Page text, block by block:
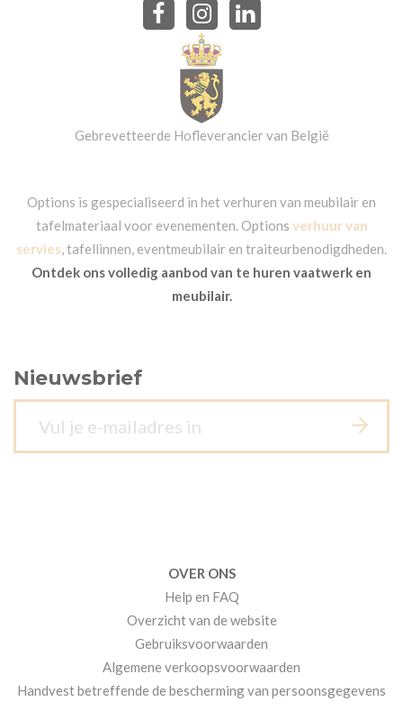
Gebrevetteerde Hofleverancier van België
Options is gespecialiseerd in het verhuren van meubilair en
tafelmateriaal voor evenementen. Options verhuur van
servies, tafellinnen, eventmeubilair en traiteurbenodigdheden.
Ontdek ons volledig aanbod van te huren vaatwerk en
meubilair.
Nieuwsbrief
OVER ONS
Help en FAQ
Overzicht van de website
Gebruiksvoorwaarden
Algemene verkoopsvoorwaarden
Handvest betreffende de bescherming van persoonsgegevens